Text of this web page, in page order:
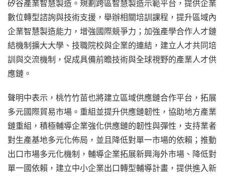
矽谷產業智慧製造。規劃跨區智慧製造示範平台，提供企業
數位轉型諮詢與技術支援，舉辦相關培訓課程，提升區域內
企業智慧製造能力，增強國際競爭力；加強產學合作人才鏈
結機制擴大大學、技職院校與企業的連結，建立人才共同培
訓與交流機制，促成具備前瞻技術與全球視野的產業人才供
應鏈。
聲明中表示，桃竹竹苗也將建立區域供應鏈合作平台，拓展
多元國際貿易市場。重組並提升供應鏈韌性，協助地方產業
鏈重組，積極輔導企業強化供應鏈的韌性與彈性，支持業者
對生產基地多元化佈局，並且降低對單一市場的依賴；推動
出口市場多元化機制，輔導企業拓展新興海外市場、降低對
單一國依賴，建立中小企業出口轉型輔導計畫，提供進入新